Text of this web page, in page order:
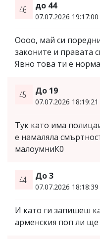
46. до 44
07.07.2026 19:17:00
Оооо, май си
законите и правата
Явно това ти е
45. До 19
07.07.2026 18:19:21
Тук като има
е намаляла
малоумниК0
44. До 3
07.07.2026 18:18:39
И като ги запишеш
арменския поп ли ще